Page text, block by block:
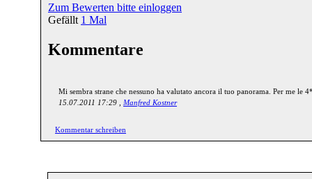
Zum Bewerten bitte einloggen
Gefällt 1 Mal
Kommentare
Mi sembra strane che nessuno ha valutato ancora il tuo panorama. Per me le
15.07.2011 17:29 , Manfred Kostner
Kommentar schreiben